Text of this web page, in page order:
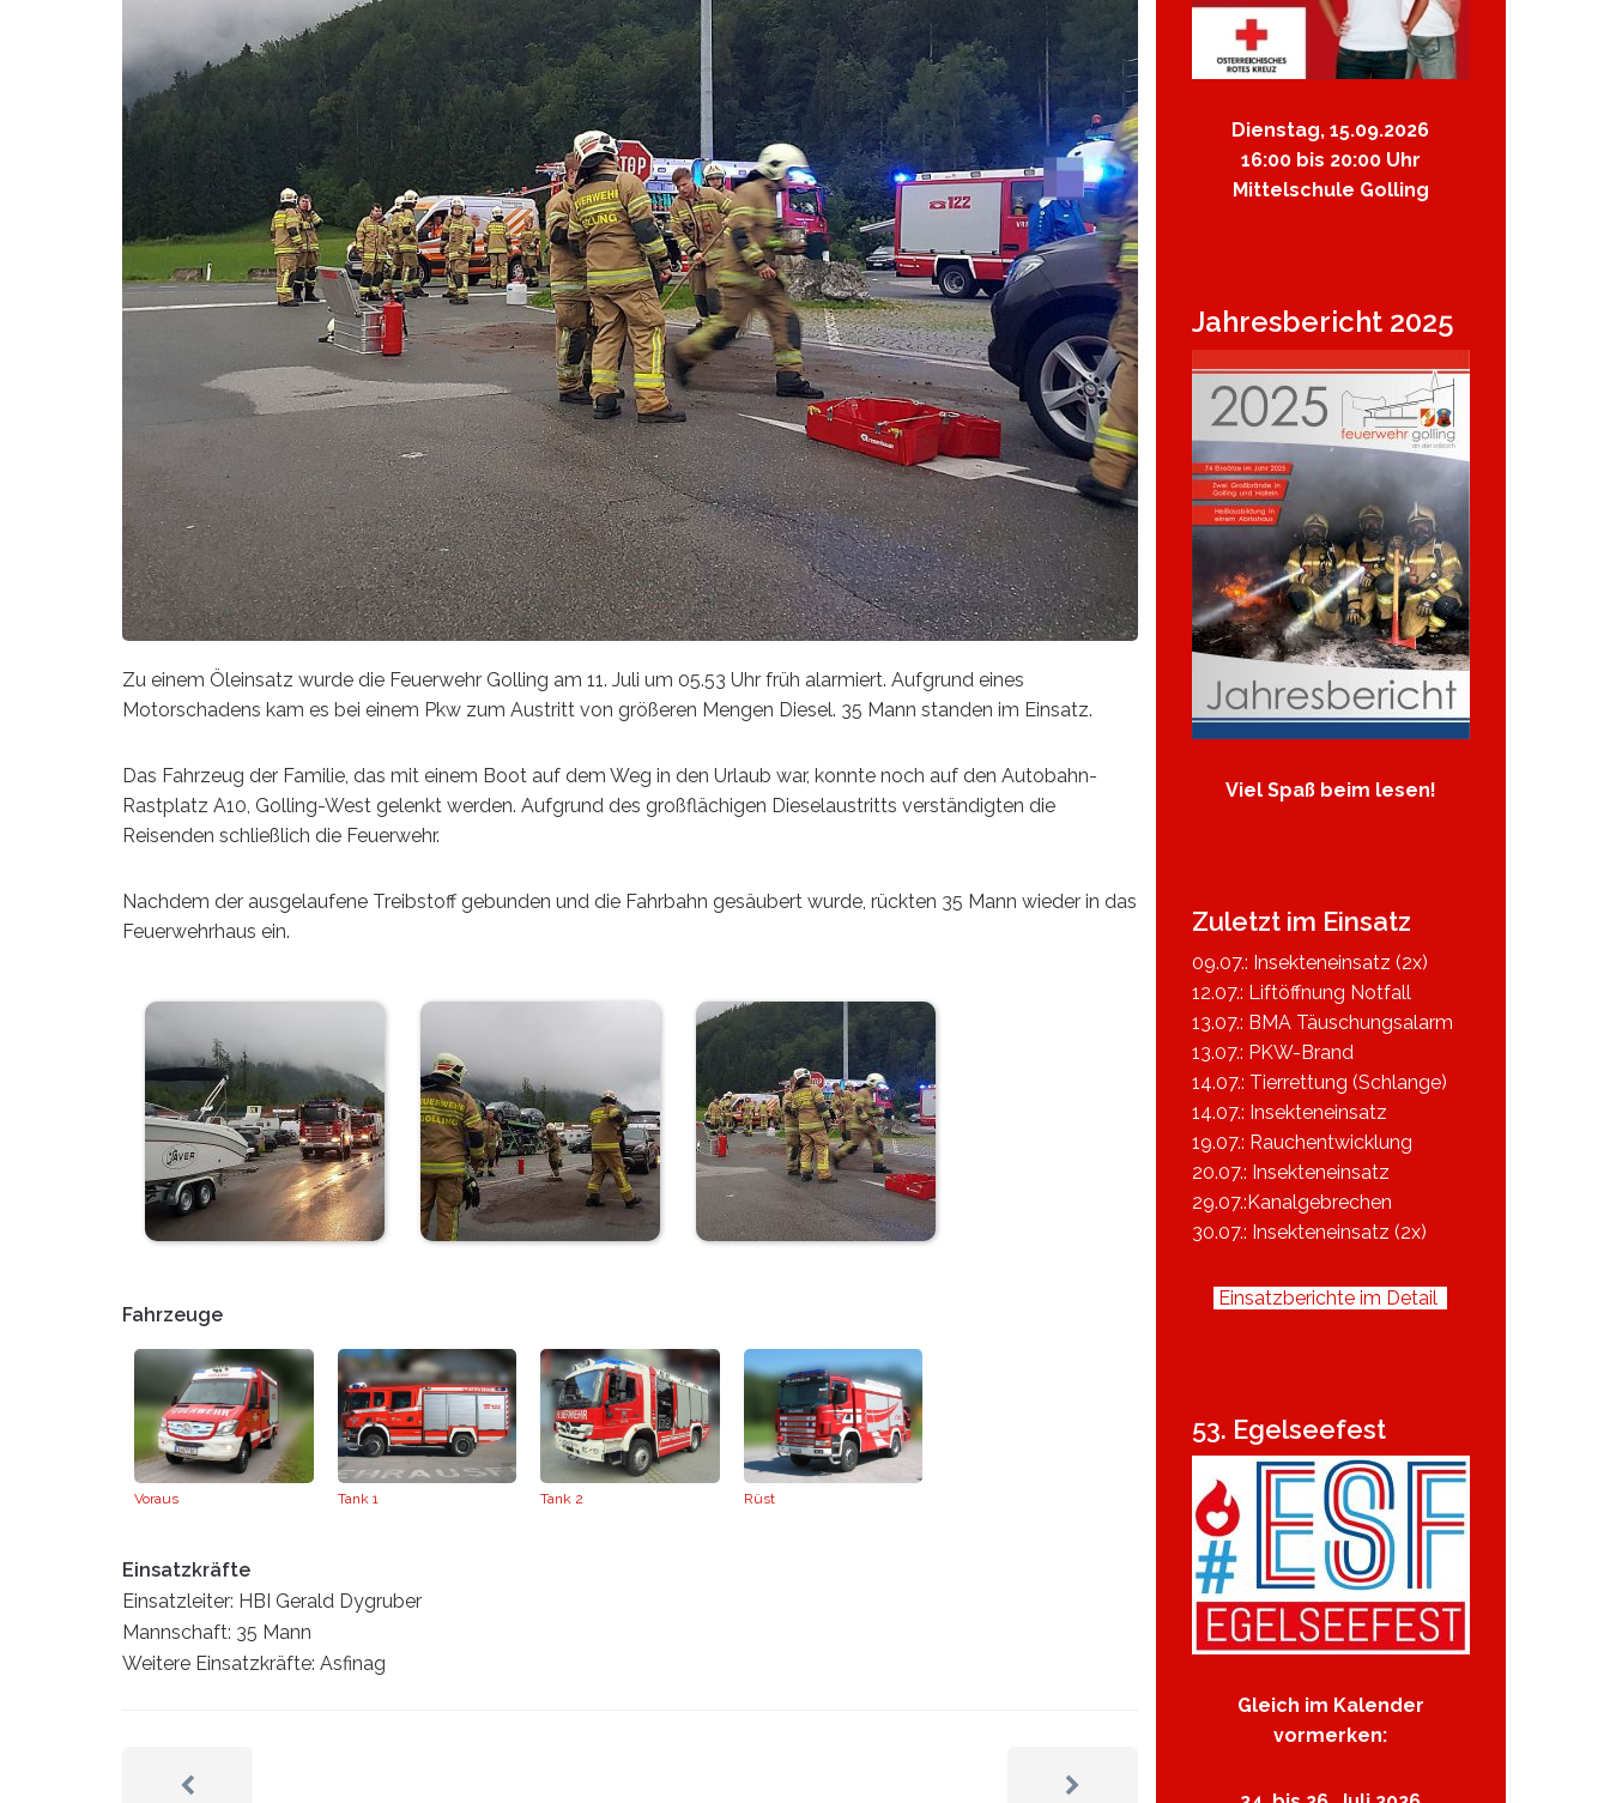
Zu einem Öleinsatz wurde die Feuerwehr Golling am 11. Juli um 05.53 Uhr früh alarmiert. Aufgrund eines
Motorschadens kam es bei einem Pkw zum Austritt von größeren Mengen Diesel. 35 Mann standen im Einsatz.
Das Fahrzeug der Familie, das mit einem Boot auf dem Weg in den Urlaub war, konnte noch auf den Autobahn-
Rastplatz A10, Golling-West gelenkt werden. Aufgrund des großflächigen Dieselaustritts verständigten die
Reisenden schließlich die Feuerwehr.
Nachdem der ausgelaufene Treibstoff gebunden und die Fahrbahn gesäubert wurde, rückten 35 Mann wieder in das
Feuerwehrhaus ein.
Fahrzeuge
Voraus Tank 1 Tank 2 Rüst
Einsatzkräfte
Einsatzleiter: HBI Gerald Dygruber
Mannschaft: 35 Mann
Weitere Einsatzkräfte: Asfinag
Dienstag, 15.09.2026
16:00 bis 20:00 Uhr
Mittelschule Golling
Jahresbericht 2025
Viel Spaß beim lesen!
Zuletzt im Einsatz
09.07.: Insekteneinsatz (2x)
12.07.: Liftöffnung Notfall
13.07.: BMA Täuschungsalarm
13.07.: PKW-Brand
14.07.: Tierrettung (Schlange)
14.07.: Insekteneinsatz
19.07.: Rauchentwicklung
20.07.: Insekteneinsatz
29.07.:Kanalgebrechen
30.07.: Insekteneinsatz (2x)
Einsatzberichte im Detail
53. Egelseefest
Gleich im Kalender
vormerken: